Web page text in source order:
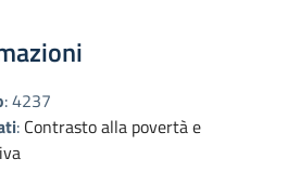
:4237
: Contrasto alla povertà e